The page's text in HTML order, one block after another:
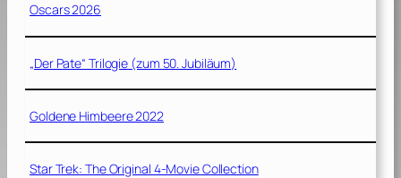
Oscars 2026
„Der Pate“ Trilogie (zum 50. Jubiläum)
Goldene Himbeere 2022
Star Trek: The Original 4-Movie Collection